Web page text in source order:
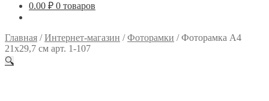
0.00 ₽ 0 товаров
Главная /Интернет-магазин /Фоторамки /Фоторамка А4
21х29,7 см арт. 1-107
🔍